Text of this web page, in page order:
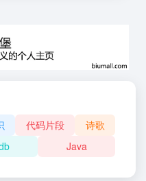
代码片段
诗歌
Java